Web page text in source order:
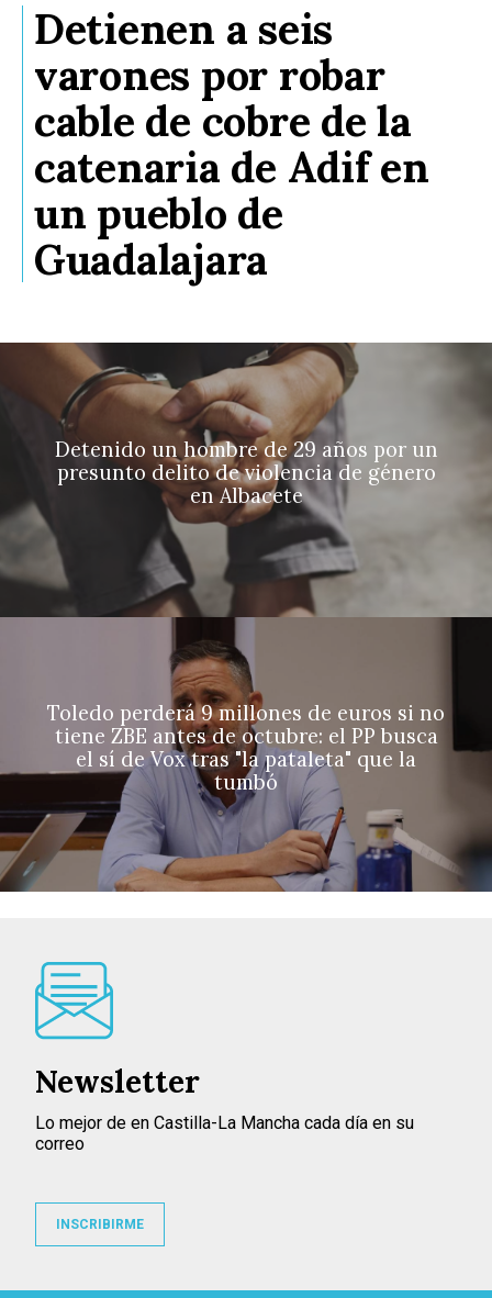
Detienen a seis
varones por robar
cable de cobre de la
catenaria de Adif en
un pueblo de
Guadalajara
Detenido un hombre de 29 años por un
presunto delito de violencia de género
en Albacete
Toledo perderá 9 millones de euros si no
tiene ZBE antes de octubre: el PP busca
el sí de Vox tras "la pataleta" que la
tumbó
Newsletter
Lo mejor de en Castilla-La Mancha cada día en su
correo
INSCRIBIRME